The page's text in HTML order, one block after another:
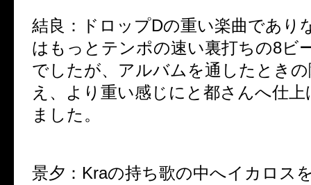
結良：
ドロップDの重い楽曲であり
はもっとテンポの速い裏打ちの8ビ
でしたが、アルバムを通したとき
え、より重い感じにと都さんへ仕
ました。
景夕： Kraの持ち歌の中へイカロス